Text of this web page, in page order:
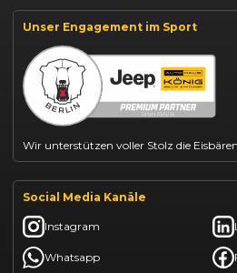
Suzuki Swift finanzieren
BYD Dolphin finanzieren
Kia Ceed finanzieren
Kia Sportage leasen
Mazda CX-30 finanzieren
Citroën C3 leasen
Unser Engagement im Sport
Wir unterstützen voller Stolz die
Social Media Kanäle
Instagram
Whatsapp